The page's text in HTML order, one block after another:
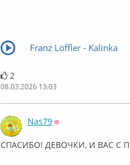
Franz Löffler - Kalinka
2
08.03.2026 13:03
Nas79
СПАСИБО! ДЕВОЧКИ, И ВАС С